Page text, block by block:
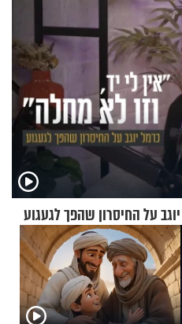
על החיסרון שהפך לגעגוע